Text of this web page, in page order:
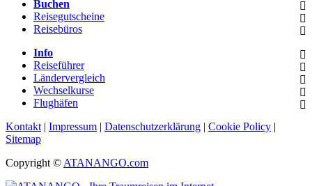
Buchen
Reisegutscheine
Reisebüros
Info
Reiseführer
Ländervergleich
Wechselkurse
Flughäfen
Kontakt| Impressum | Datenschutzerklärung | Cookie Policy |
Sitemap
Copyright ©ATANANGO.com